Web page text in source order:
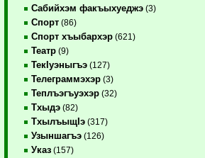
Сабийхэм факъыхуеджэ (3)
Спорт (86)
Спорт хъыбархэр (621)
Театр (9)
ТекIуэныгъэ (127)
Телеграммэхэр (3)
Теплъэгъуэхэр (32)
Тхыдэ (82)
ТхылъыщIэ (317)
Узыншагъэ (126)
Указ (157)